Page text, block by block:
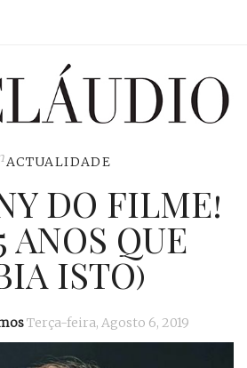
ACTUALIDADE
DO FILME!
ANOS QUE
ISTO)
Terça-feira, Agosto 6, 2019